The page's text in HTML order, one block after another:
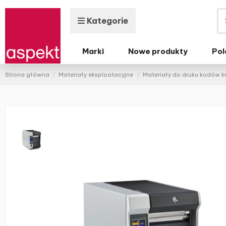
Kategorie
Marki Nowe produkty
Strona główna Materiały eksploatacyjne Materiały do druku kodów